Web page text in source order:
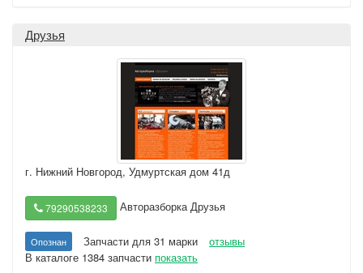
Друзья
г. Нижний Новгород, Удмуртская дом 41д
79290538233 Авторазборка Друзья
Опознан Запчасти для 31 марки
отзывы
В каталоге 1384 запчасти показать